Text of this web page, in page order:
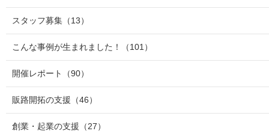
スタッフ募集 （13）
こんな事例が生まれました！ （101）
開催レポート （90）
販路開拓の支援 （46）
創業・起業の支援 （27）